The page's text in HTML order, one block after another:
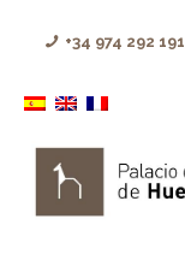
+34 974 292 191